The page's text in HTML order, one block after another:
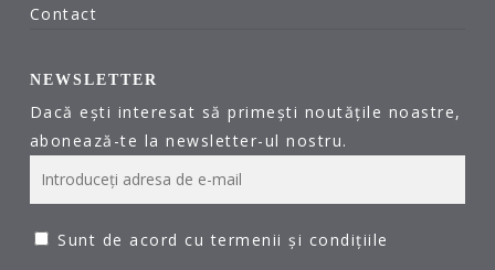
Contact
NEWSLETTER
Dacă ești interesat să primești noutățile noastre,
abonează-te la newsletter-ul nostru.
Sunt de acord cu termenii și condițiile